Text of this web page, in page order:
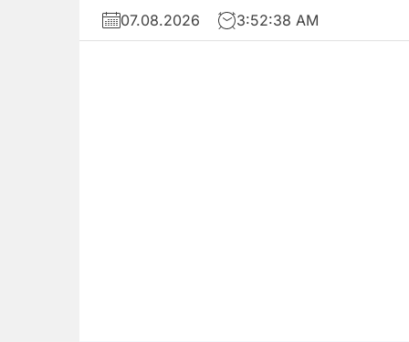
Skip
07.08.2026 3:52:40 AM